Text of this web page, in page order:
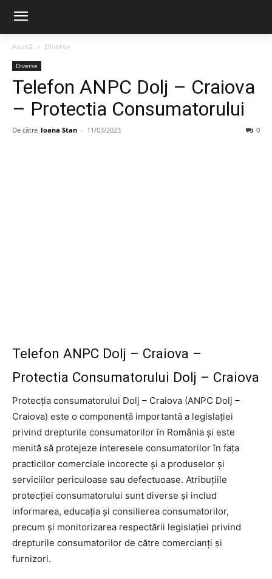
Acasă Diverse
Diverse
Telefon ANPC Dolj – Craiova
– Protectia Consumatorului
De către Ioana Stan - 11/03/2023 0
Telefon ANPC Dolj – Craiova –
Protectia Consumatorului Dolj – Craiova
Protecția consumatorului Dolj – Craiova (ANPC Dolj –
Craiova) este o componentă importantă a legislației
privind drepturile consumatorilor în România și este
menită să protejeze interesele consumatorilor în fața
practicilor comerciale incorecte și a produselor și
serviciilor periculoase sau defectuoase. Atribuțiile
protecției consumatorului sunt diverse și includ
informarea, educația și consilierea consumatorilor,
precum și monitorizarea respectării legislației privind
drepturile consumatorilor de către comercianți și
furnizori.